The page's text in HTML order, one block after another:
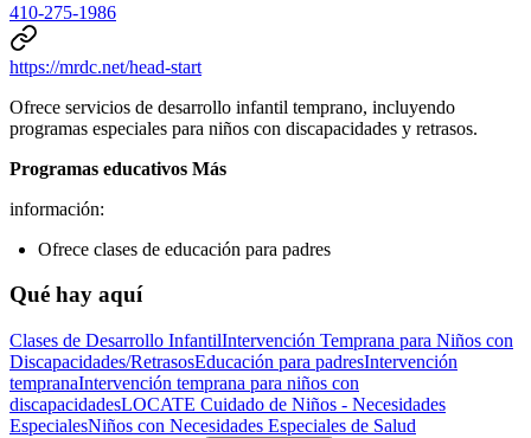
410-275-1986
https://mrdc.net/head-start
Ofrece servicios de desarrollo infantil temprano, incluyendo
programas especiales para niños con discapacidades y retrasos.
Programas educativos Más
información:
Ofrece clases de educación para padres
Qué hay aquí
Clases de Desarrollo InfantilIntervención Temprana para Niños con
Discapacidades/RetrasosEducación para padresIntervención
tempranaIntervención temprana para niños con
discapacidadesLOCATE Cuidado de Niños - Necesidades
EspecialesNiños con Necesidades Especiales de Salud